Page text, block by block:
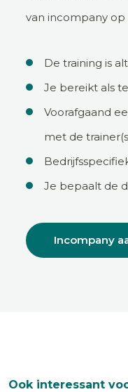
van incompany op
De training is
Je bereikt als
Voorafgaand
met de
Je bepaalt de
Incompany
Ook interessant